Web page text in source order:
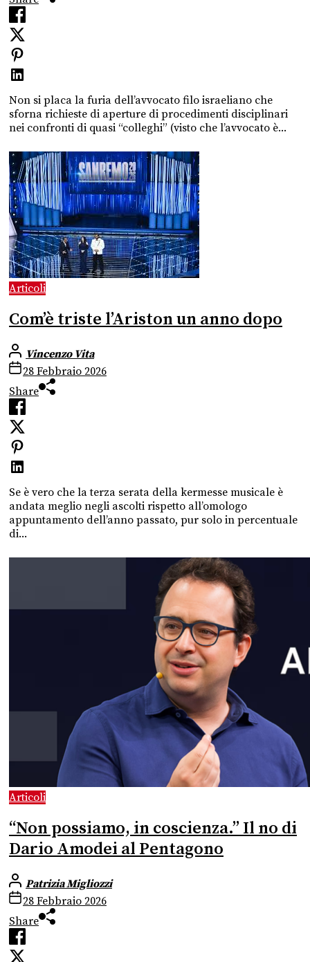
Non si placa la furia dell’avvocato filo israeliano che
sforna richieste di aperture di procedimenti disciplinari
nei confronti di quasi “colleghi” (visto che l’avvocato è...
Articoli
Com’è triste l’Ariston un anno dopo
Vincenzo Vita
28 Febbraio 2026
Share
Se è vero che la terza serata della kermesse musicale è
andata meglio negli ascolti rispetto all’omologo
appuntamento dell’anno passato, pur solo in percentuale
di...
Articoli
“Non possiamo, in coscienza.” Il no di
Dario Amodei al Pentagono
Patrizia Migliozzi
28 Febbraio 2026
Share